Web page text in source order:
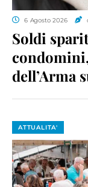
6 Agosto 2026
Soldi
dell’Arma
ATTUALITA'